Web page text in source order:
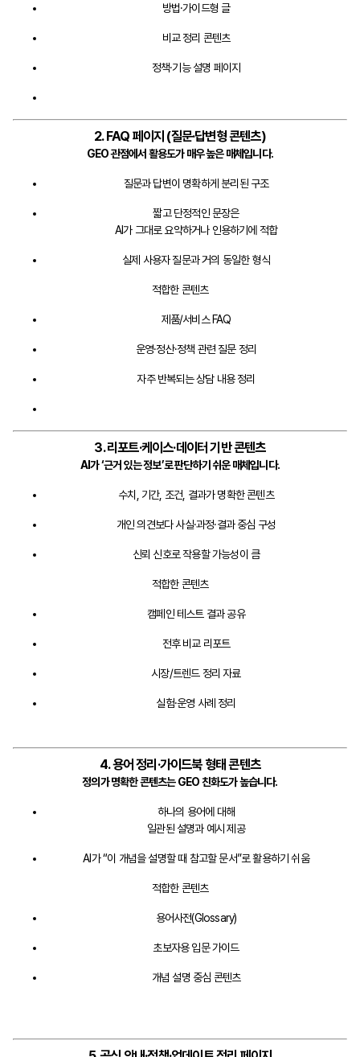
방법·가이드형 글
비교 정리 콘텐츠
정책·기능 설명 페이지
2. FAQ 페이지 (질문·답변형 콘텐츠)
GEO 관점에서 활용도가 매우 높은 매체입니다.
질문과 답변이 명확하게 분리된 구조
짧고 단정적인 문장은
AI가 그대로 요약하거나 인용하기에 적합
실제 사용자 질문과 거의 동일한 형식
적합한 콘텐츠
제품/서비스 FAQ
운영·정산·정책 관련 질문 정리
자주 반복되는 상담 내용 정리
3. 리포트·케이스·데이터 기반 콘텐츠
AI가 ‘근거 있는 정보’로 판단하기 쉬운 매체입니다.
수치, 기간, 조건, 결과가 명확한 콘텐츠
개인 의견보다 사실·과정·결과 중심 구성
신뢰 신호로 작용할 가능성이 큼
적합한 콘텐츠
캠페인 테스트 결과 공유
전후 비교 리포트
시장/트렌드 정리 자료
실험·운영 사례 정리
4. 용어 정리·가이드북 형태 콘텐츠
정의가 명확한 콘텐츠는 GEO 친화도가 높습니다.
하나의 용어에 대해
일관된 설명과 예시 제공
AI가 “이 개념을 설명할 때 참고할 문서”로 활용하기 쉬움
적합한 콘텐츠
용어사전(Glossary)
초보자용 입문 가이드
개념 설명 중심 콘텐츠